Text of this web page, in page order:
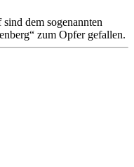
dem sogenannten
zum Opfer gefallen.